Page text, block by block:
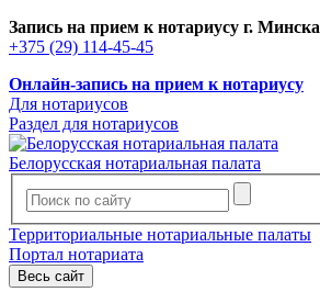
Запись на прием к нотариусу г. Минска
+375 (29) 114-45-45
Онлайн-запись на прием к нотариусу
Для нотариусов
Раздел для нотариусов
Белорусская нотариальная палата
Территориальные нотариальные палаты
Портал нотариата
Весь сайт